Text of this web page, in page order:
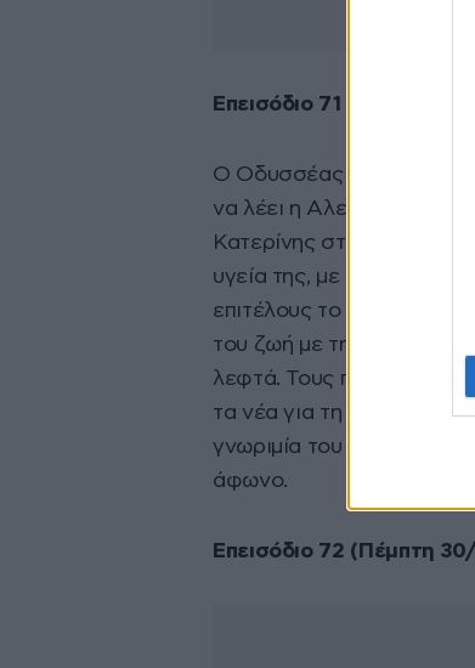
Επεισόδιο 71 (Τρίτη 28/
Ο Οδυσσέας πηγαίνει να
να λέει η Αλεξάνδρα και
Κατερίνης στην Εύα και η
υγεία της, με
επιτέλους το πολυπόθητο
του ζωή με τη Μίνα, το
λεφτά. Τους περιμένουν
τα νέα για τη μητέρα του,
γνωριμία του με έναν
άφωνο.
Επεισόδιο 72 (Πέμπτη